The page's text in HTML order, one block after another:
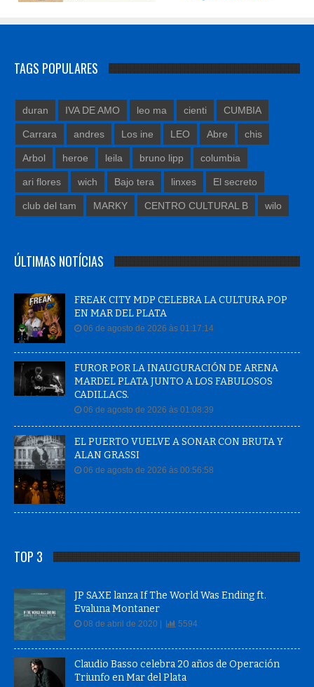
TAGS POPULARES
duran IVA DE AMO leo ma cienti CUMBIA
Carrara andres Los ine LEO Abre chis
Arbol heroe leila bruno lipp columbia
ari flores wich Bajo tera linxes El secreto
club del tam MARKY CENTRO CULTURAL B wilo
ÚLTIMAS NOTÍCIAS
FREAK CITY MDP CELEBRA LA CULTURA POP
EN MAR DEL PLATA
06 de agosto de 2026 às 01:17:14
FUROR POR LA INAUGURACIÓN DE ARENA
MARDEL PLATA JUNTO A LOS FABULOSOS
CADILLACS.
06 de agosto de 2026 às 01:08:39
EL PUERTO VUELVE A SONAR CON BRUTA Y
ALAN GRASSI
06 de agosto de 2026 às 00:56:58
TOP 3
JP SAXE lanza If The World Was Ending ft.
Evaluna Montaner
08 de abril de 2020 | 5594
Claudio Basso celebra 20 años de Operación
Triunfo en Mar del Plata